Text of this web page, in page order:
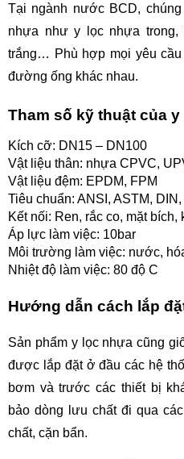
Tại ngành nước BCD,
nhựa như y lọc nhựa
trắng… Phù hợp mọi yêu
đường ống khác nhau.
Tham số kỹ thuật của
Kích cỡ: DN15 – DN100
Vật liệu thân: nhựa CPVC,
Vật liệu đệm: EPDM, FPM
Tiêu chuẩn: ANSI, ASTM, DIN,
Kết nối: Ren, rắc co, mặt bích,
Áp lực làm việc: 10bar
Môi trường làm việc: nước,
Nhiệt độ làm việc: 80 độ C
Hướng dẫn cách lắp
Sản phẩm y lọc nhựa cũng
được lắp đặt ở đầu các hệ
bơm và trước các thiết bị
bảo dòng lưu chất đi qua
chất, cặn bẩn.